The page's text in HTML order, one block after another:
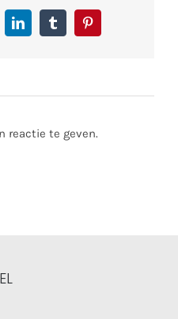
LinkedInTumblrPinterest
reactie te geven.